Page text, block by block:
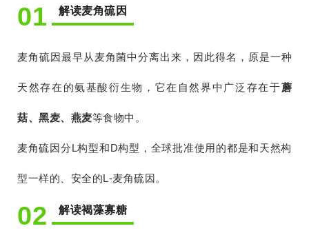
01 解读麦角硫因
麦角硫因最早从麦角菌中分离出来，因此得名，原是一种
天然存在的氨基酸衍生物，它在自然界中广泛存在于蘑
菇、黑麦、燕麦等食物中。
麦角硫因分L构型和D构型，全球批准使用的都是和天然构
型一样的、安全的L-麦角硫因。
02 解读褐藻寡糖